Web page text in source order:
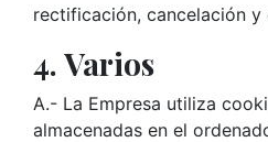
rectificación, cancelación y
4. Varios
A.- La Empresa utiliza
almacenadas en el